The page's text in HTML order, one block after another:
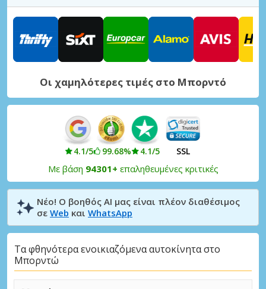
Οι χαμηλότερες τιμές στο Μπορντό
4.1/5 99.68% 4.1/5 SSL
Με βάση 94301+ επαληθευμένες κριτικές
Νέο! Ο βοηθός AI μας είναι πλέον διαθέσιμος
σε Web και WhatsApp
Τα φθηνότερα ενοικιαζόμενα αυτοκίνητα στο
Μπορντώ